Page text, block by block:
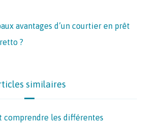
avantages d’un courtier en prêt
?
similaires
comprendre les différentes